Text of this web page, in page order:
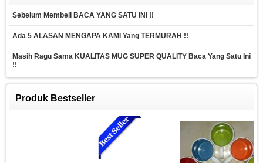
Sebelum Membeli BACA YANG SATU INI !!
Ada 5 ALASAN MENGAPA KAMI Yang TERMURAH !!
Masih Ragu Sama KUALITAS MUG SUPER QUALITY Baca Yang Satu Ini
!!
Produk Bestseller